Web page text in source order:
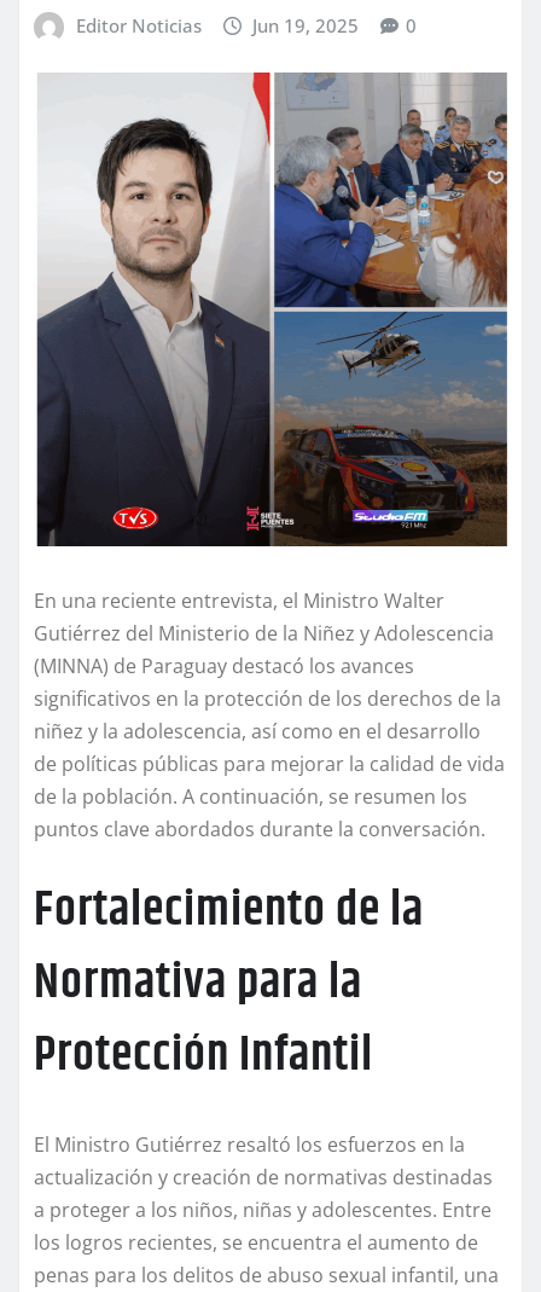
Editor Noticias Jun 19, 2025 0
En una reciente entrevista, el Ministro Walter
Gutiérrez del Ministerio de la Niñez y Adolescencia
(MINNA) de Paraguay destacó los avances
significativos en la protección de los derechos de la
niñez y la adolescencia, así como en el desarrollo
de políticas públicas para mejorar la calidad de vida
de la población. A continuación, se resumen los
puntos clave abordados durante la conversación.
Fortalecimiento de la
Normativa para la
Protección Infantil
El Ministro Gutiérrez resaltó los esfuerzos en la
actualización y creación de normativas destinadas
a proteger a los niños, niñas y adolescentes. Entre
los logros recientes, se encuentra el aumento de
penas para los delitos de abuso sexual infantil, una